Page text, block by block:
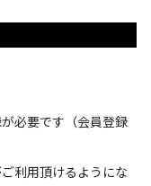
必要です（会員登録
利用頂けるようにな